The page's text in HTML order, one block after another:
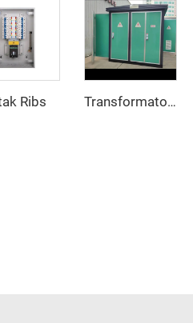
Ribs Transformator Kotak Gaya Eropa